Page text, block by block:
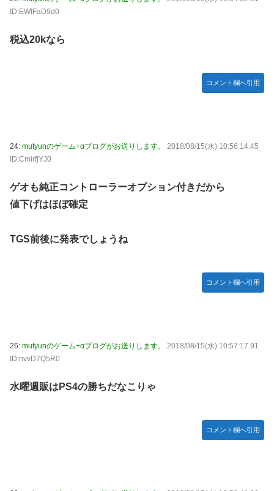
ID:EWlFaD9d0
税込20kなら
コメント欄へ引用
24: mutyunのゲーム+αブログがお送りします。
2018/08/15(水) 10:56:14.45
ID:CmirfjYJ0
ゲオも純正コントローラーオプション付きだから
値下げはほぼ確定
TGS前後に発表でしょうね
コメント欄へ引用
26: mutyunのゲーム+αブログがお送りします。
2018/08/15(水) 10:57:17.91
ID:nvvD7Q5R0
水曜週販はPS4の勝ちだなこりゃ
コメント欄へ引用